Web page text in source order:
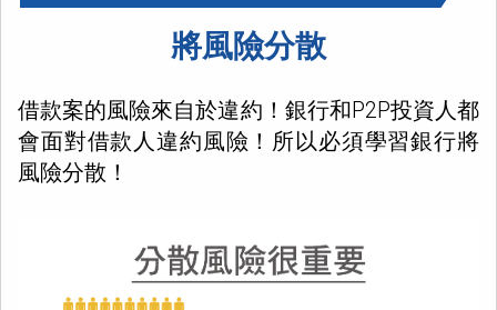
將風險分散
借款案的風險來自於違約！銀行和P2P投資人都
會面對借款人違約風險！所以必須學習銀行將
風險分散！